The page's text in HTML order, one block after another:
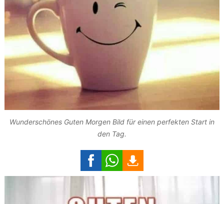
Wunderschönes Guten Morgen Bild für einen perfekten Start in
den Tag.